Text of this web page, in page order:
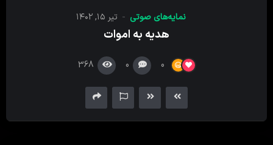
نمایه‌های صوتی تیر ۱۵, ۱۴۰۲
هدیه به اموات
0
0
368